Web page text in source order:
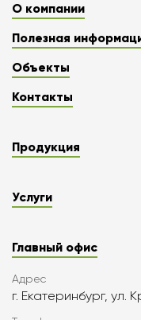
О компании
Полезная
Объекты
Контакты
Продукция
Услуги
Главный офис
Адрес
г. Екатеринбург, ул.